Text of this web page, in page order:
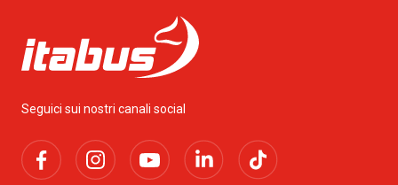
Seguici sui nostri canali social